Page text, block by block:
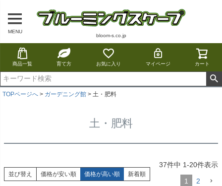
MENU
bloom-s.co.jp
商品一覧 育て方 お気に入り マイページ カート
TOPページへ ガーデニング館 土・肥料
土・肥料
並び替え 価格が安い順 価格が高い順 新着順
37件中 1-20件表示
1 2